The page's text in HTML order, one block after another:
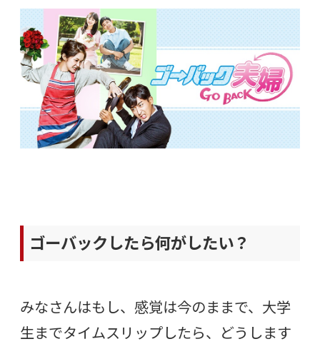
ゴーバックしたら何がしたい？
みなさんはもし、感覚は今のままで、大学
生までタイムスリップしたら、どうします